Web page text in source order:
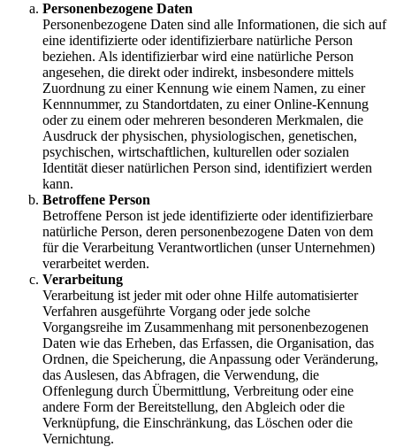
Personenbezogene Daten
Personenbezogene Daten sind alle Informationen, die sich auf
eine identifizierte oder identifizierbare natürliche Person
beziehen. Als identifizierbar wird eine natürliche Person
angesehen, die direkt oder indirekt, insbesondere mittels
Zuordnung zu einer Kennung wie einem Namen, zu einer
Kennnummer, zu Standortdaten, zu einer Online-Kennung
oder zu einem oder mehreren besonderen Merkmalen, die
Ausdruck der physischen, physiologischen, genetischen,
psychischen, wirtschaftlichen, kulturellen oder sozialen
Identität dieser natürlichen Person sind, identifiziert werden
kann.
Betroffene Person
Betroffene Person ist jede identifizierte oder identifizierbare
natürliche Person, deren personenbezogene Daten von dem
für die Verarbeitung Verantwortlichen (unser Unternehmen)
verarbeitet werden.
Verarbeitung
Verarbeitung ist jeder mit oder ohne Hilfe automatisierter
Verfahren ausgeführte Vorgang oder jede solche
Vorgangsreihe im Zusammenhang mit personenbezogenen
Daten wie das Erheben, das Erfassen, die Organisation, das
Ordnen, die Speicherung, die Anpassung oder Veränderung,
das Auslesen, das Abfragen, die Verwendung, die
Offenlegung durch Übermittlung, Verbreitung oder eine
andere Form der Bereitstellung, den Abgleich oder die
Verknüpfung, die Einschränkung, das Löschen oder die
Vernichtung.